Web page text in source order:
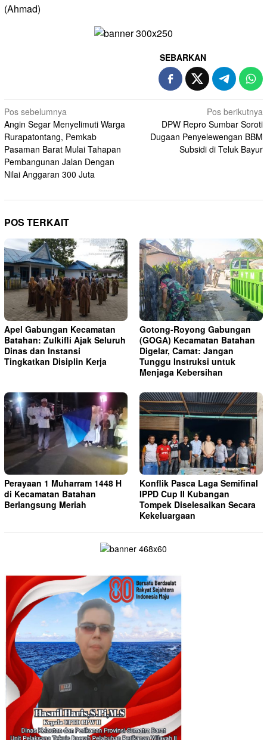
(Ahmad)
SEBARKAN
Navigasi
pos
Pos sebelumnya
Angin Segar Menyelimuti Warga
Rurapatontang, Pemkab
Pasaman Barat Mulai Tahapan
Pembangunan Jalan Dengan
Nilai Anggaran 300 Juta
Pos berikutnya
DPW Repro Sumbar Soroti
Dugaan Penyelewengan BBM
Subsidi di Teluk Bayur
POS TERKAIT
Apel Gabungan Kecamatan
Batahan: Zulkifli Ajak Seluruh
Dinas dan Instansi
Tingkatkan Disiplin Kerja
Gotong-Royong Gabungan
(GOGA) Kecamatan Batahan
Digelar, Camat: Jangan
Tunggu Instruksi untuk
Menjaga Kebersihan
Perayaan 1 Muharram 1448 H
di Kecamatan Batahan
Berlangsung Meriah
Konflik Pasca Laga Semifinal
IPPD Cup II Kubangan
Tompek Diselesaikan Secara
Kekeluargaan